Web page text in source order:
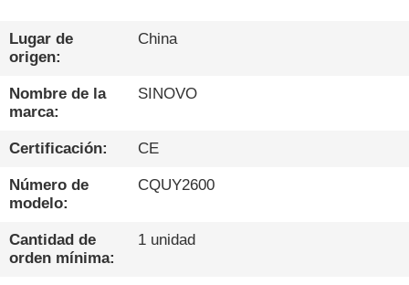
SOBRE
NOSOTROS
VIAJE
DE
LA
FÁBRICA
Lugar de
origen:
China
Nombre de la
marca:
SINOVO
Certificación: CE
Número de
modelo:
CQUY2600
Cantidad de
orden mínima:
1 unidad